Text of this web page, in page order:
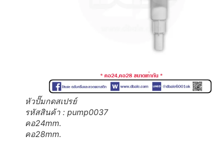
หัวปั๊มกดสเปรย์
รหัสสินค้า : pump0037
คอ24mm.
คอ28mm.